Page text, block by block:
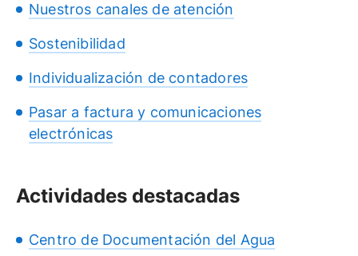
Nuestros canales de atención
Sostenibilidad
Individualización de contadores
Pasar a factura y comunicaciones
electrónicas
Actividades destacadas
Centro de Documentación del Agua